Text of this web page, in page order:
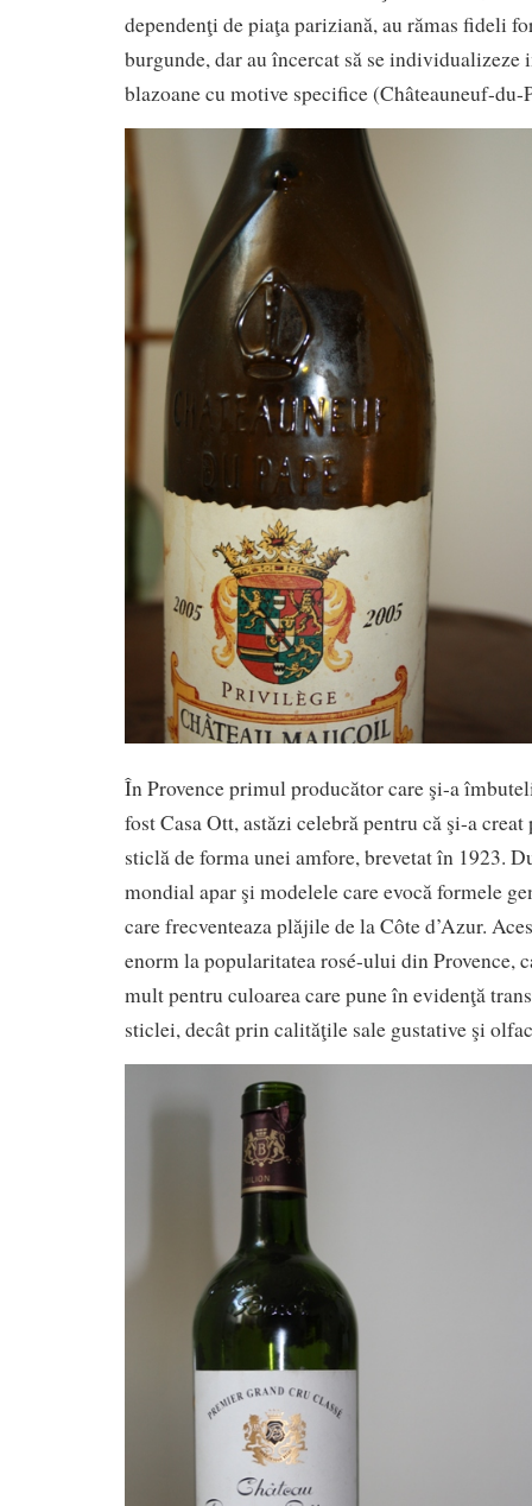
dependenţi de piaţa pariziană, au rămas fideli
burgunde, dar au încercat să se individualizeze
blazoane cu motive specifice (Châteauneuf-du-
În Provence primul producător care şi-a
fost Casa Ott, astăzi celebră pentru că şi-a
sticlă de forma unei amfore, brevetat în 1923.
mondial apar şi modelele care evocă formele
care frecventeaza plăjile de la Côte d’Azur.
enorm la popularitatea rosé-ului din Provence,
mult pentru culoarea care pune în evidenţă
sticlei, decât prin calităţile sale gustative şi